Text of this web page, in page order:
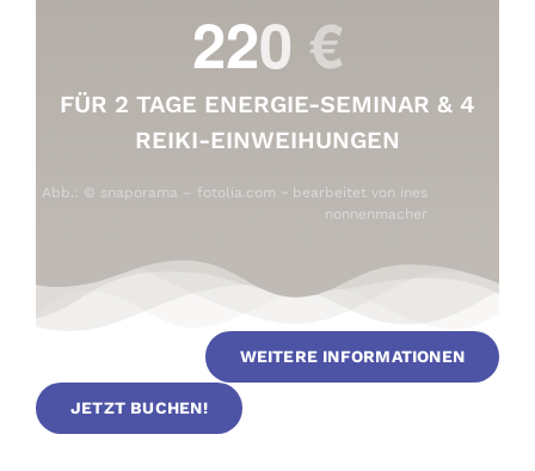
FÜR 2 TAGE ENERGIE-SEMINAR & 4
REIKI-EINWEIHUNGEN
Abb.: © snaporama – fotolia.com ~ bearbeitet von ines
nonnenmacher
WEITERE INFORMATIONEN
JETZT BUCHEN!